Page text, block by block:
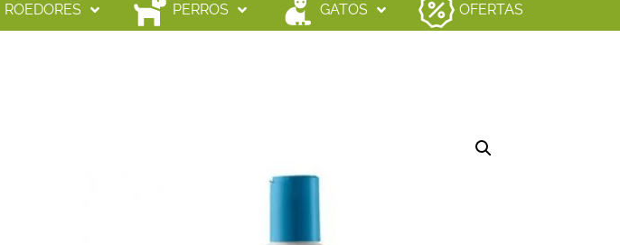
ROEDORES PERROS GATOS
OFERTAS